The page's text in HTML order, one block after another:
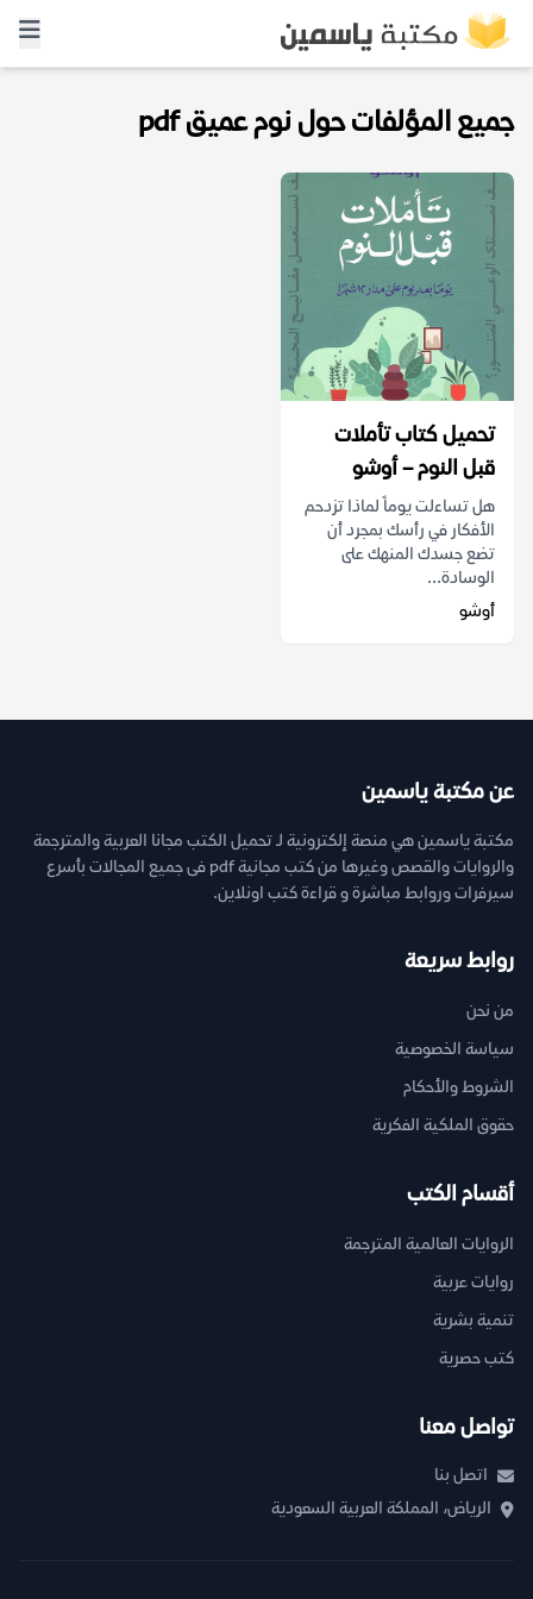
جميع المؤلفات حول نوم عميق pdf
تحميل كتاب تأملات
قبل النوم – أوشو
هل تساءلت يوماً لماذا تزدحم
الأفكار في رأسك بمجرد أن
تضع جسدك المنهك على
الوسادة...
أوشو
عن مكتبة ياسمين
مكتبة ياسمين هي منصة إلكترونية لـ تحميل الكتب مجانا العربية والمترجمة
والروايات والقصص وغيرها من كتب مجانية pdf فى جميع المجالات بأسرع
سيرفرات وروابط مباشرة و قراءة كتب اونلاين.
روابط سريعة
من نحن
سياسة الخصوصية
الشروط والأحكام
حقوق الملكية الفكرية
أقسام الكتب
الروايات العالمية المترجمة
روايات عربية
تنمية بشرية
كتب حصرية
تواصل معنا
اتصل بنا
الرياض، المملكة العربية السعودية